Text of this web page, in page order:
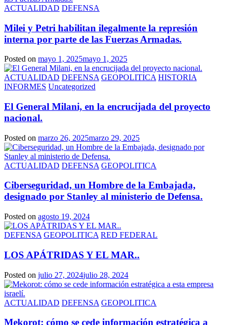
ACTUALIDAD DEFENSA
Milei y Petri habilitan ilegalmente la represión
interna por parte de las Fuerzas Armadas.
Posted on mayo 1, 2025mayo 1, 2025
ACTUALIDAD DEFENSA GEOPOLITICA HISTORIA
INFORMES Uncategorized
El General Milani, en la encrucijada del proyecto
nacional.
Posted on marzo 26, 2025marzo 29, 2025
ACTUALIDAD DEFENSA GEOPOLITICA
Ciberseguridad, un Hombre de la Embajada,
designado por Stanley al ministerio de Defensa.
Posted on agosto 19, 2024
DEFENSA GEOPOLITICA RED FEDERAL
LOS APÁTRIDAS Y EL MAR..
Posted on julio 27, 2024julio 28, 2024
ACTUALIDAD DEFENSA GEOPOLITICA
Mekorot: cómo se cede información estratégica a